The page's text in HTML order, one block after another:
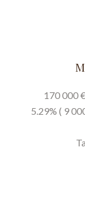
170 000
5.29% ( 9